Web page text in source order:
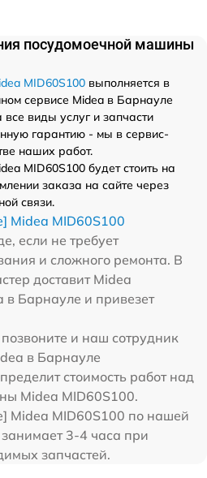
посудомоечной машины
MID60S100 выполняется в
сервисе Midea в Барнауле
виды услуг и запчасти
гарантию - мы в сервис-
наших работ.
MID60S100 будет стоить на
заказа на сайте через
связи.
Midea MID60S100
если не требует
и сложного ремонта. В
доставит Midea
в Барнауле и привезет
и наш сотрудник
в Барнауле
стоимость работ над
Midea MID60S100.
Midea MID60S100 по нашей
занимает 3-4 часа при
запчастей.